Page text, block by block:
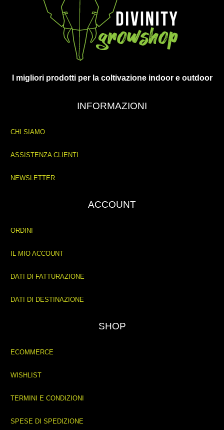
I migliori prodotti per la coltivazione indoor e outdoor
INFORMAZIONI
CHI SIAMO
ASSISTENZA CLIENTI
NEWSLETTER
ACCOUNT
ORDINI
IL MIO ACCOUNT
DATI DI FATTURAZIONE
DATI DI DESTINAZIONE
SHOP
ECOMMERCE
WISHLIST
TERMINI E CONDIZIONI
SPESE DI SPEDIZIONE